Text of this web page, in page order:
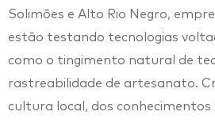
Solimões e Alto Rio Negro,
estão testando tecnologias
como o tingimento natural de
rastreabilidade de artesanato.
cultura local, dos conhecimentos